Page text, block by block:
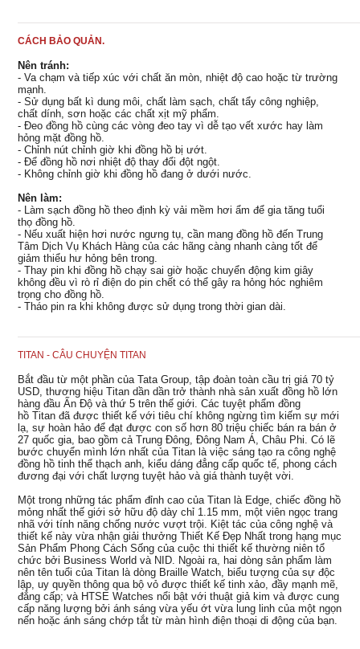
CÁCH BẢO QUẢN.
Nên tránh:
- Va chạm và tiếp xúc với chất ăn mòn, nhiệt độ cao hoặc từ trường
mạnh.
- Sử dụng bất kì dung môi, chất làm sạch, chất tẩy công nghiệp,
chất dính, sơn hoặc các chất xịt mỹ phẩm.
- Đeo đồng hồ cùng các vòng đeo tay vì dễ tạo vết xước hay làm
hỏng mặt đồng hồ.
- Chỉnh nút chỉnh giờ khi đồng hồ bị ướt.
- Để đồng hồ nơi nhiệt độ thay đổi đột ngột.
- Không chỉnh giờ khi đồng hồ đang ở dưới nước.
Nên làm:
- Làm sạch đồng hồ theo định kỳ vải mềm hơi ẩm để gia tăng tuổi
thọ đồng hồ.
- Nếu xuất hiện hơi nước ngưng tụ, cần mang đồng hồ đến Trung
Tâm Dịch Vụ Khách Hàng của các hãng càng nhanh càng tốt để
giảm thiểu hư hỏng bên trong.
- Thay pin khi đồng hồ chạy sai giờ hoặc chuyển động kim giây
không đều vì rò rỉ điện do pin chết có thể gây ra hỏng hóc nghiêm
trọng cho đồng hồ.
- Tháo pin ra khi không được sử dụng trong thời gian dài.
TITAN - CÂU CHUYỆN TITAN
Bắt đầu từ một phần của Tata Group, tập đoàn toàn cầu trị giá 70 tỷ
USD, thương hiệu Titan dần dần trở thành nhà sản xuất đồng hồ lớn
hàng đầu Ấn Độ và thứ 5 trên thế giới. Các tuyệt phẩm đồng
hồ Titan đã được thiết kế với tiêu chí không ngừng tìm kiếm sự mới
lạ, sự hoàn hảo để đạt được con số hơn 80 triệu chiếc bán ra bán ở
27 quốc gia, bao gồm cả Trung Đông, Đông Nam Á, Châu Phi. Có lẽ
bước chuyển mình lớn nhất của Titan là việc sáng tạo ra công nghệ
đồng hồ tinh thể thạch anh, kiểu dáng đẳng cấp quốc tế, phong cách
đương đại với chất lượng tuyệt hảo và giá thành tuyệt vời.
Một trong những tác phẩm đỉnh cao của Titan là Edge, chiếc đồng hồ
mỏng nhất thế giới sở hữu độ dày chỉ 1.15 mm, một viên ngọc trang
nhã với tính năng chống nước vượt trội. Kiệt tác của công nghệ và
thiết kế này vừa nhận giải thưởng Thiết Kế Đẹp Nhất trong hạng mục
Sản Phẩm Phong Cách Sống của cuộc thi thiết kế thường niên tổ
chức bởi Business World và NID. Ngoài ra, hai dòng sản phẩm làm
nên tên tuổi của Titan là dòng Braille Watch, biểu tượng của sự độc
lập, uy quyền thông qua bộ vỏ được thiết kế tinh xảo, đầy mạnh mẽ,
đẳng cấp; và HTSE Watches nổi bật với thuật giả kim và được cung
cấp năng lượng bởi ánh sáng vừa yếu ớt vừa lung linh của một ngọn
nến hoặc ánh sáng chớp tắt từ màn hình điện thoại di động của bạn.